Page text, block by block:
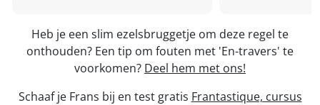
Heb je een slim ezelsbruggetje om deze regel te
onthouden? Een tip om fouten met 'En-travers' te
voorkomen? Deel hem met ons!
Schaaf je Frans bij en test gratis Frantastique, cursus